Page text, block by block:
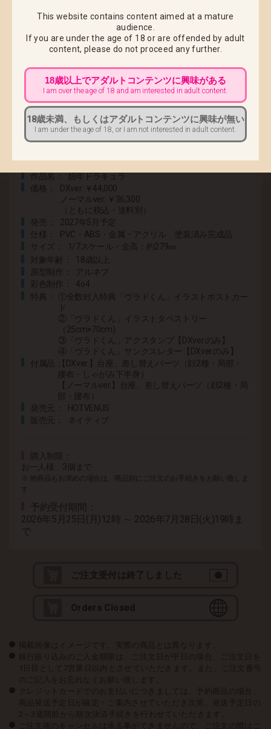
さらにDXver.ではイラストタペストリーだけでなく、
アクスタンプとサンクスレターを購入特典としてご用
少年君主の誇り高き痴態をバリエーション豊かに楽し
めるフィギュアを、ぜひお手元でご堪能ください。
■ 「ヴラドくん ノーマル版」のご予約はこちら
商品名
ヴラドくん
作品名
娼年ドラキュラ
価格
DXver.:￥44,000
ノーマルver.:￥36,300
（ともに税込・送料別）
発売
2027年5月予定
仕様
PVC・ABS・金属・アクリル 塗装済み完成品
サイズ
1/7スケール・全高：約279㎜
対象年齢
18歳以上
原型制作
アルネブ
彩色制作
4o4
特典
①全数封入特典「ヴラドくん」イラストポストカー
ド
②「ヴラドくん」イラストタペストリー
（25cm×70cm)
③「ヴラドくん」アクスタンプ【DXver.のみ】
④「ヴラドくん」サンクスレター【DXver.のみ】
付属品
【DXver.】台座、差し替えパーツ（顔2種・局部・
腰布・しゃがみ下半身）
【ノーマルver.】台座、差し替えパーツ（顔2種・局
部・腰布）
発売元
HOTVENUS
販売元
ネイティブ
購入制限
お一人様 3個まで
※ 他商品もお求めの場合は、商品別にご注文のお手続きをお願い致しま
予約受付期間
2026年5月25日(月)12時 ～ 2026年7月28日(火)19時ま
で
This website contains content aimed at a mature
audience.
If you are under the age of 18 or are offended by adult
content,please do not proceed any further.
18歳以上でアダルトコンテンツに興味がある
I am over the age of 18 and am interested in adult content.
18歳未満、もしくはアダルトコンテンツに興味が無い
I am under the age of 18, or I am not interested in adult content.